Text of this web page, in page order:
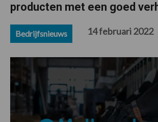
producten met een goed
Bedrijfsnieuws 14 februari 2022